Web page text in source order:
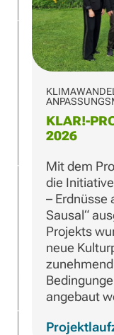
KLAR!-
2026
Mit dem
die
– Erdnüsse
Sausal“
Projekts
neue
angebaut